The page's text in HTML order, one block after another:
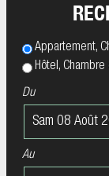
Appartement,
Hôtel,
Du
Au